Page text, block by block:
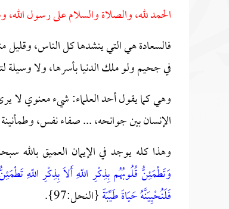
الحمد لله، والصلاة والسلام على رسول
فالسعادة هي التي ينشدها كل الناس،
في جحيم ولو ملك الدنيا بأسرها، ولا وسيلة
وهي كما يقول أحد العلماء:شيء معنوي لا
الإنسان بين جوانحه، ... صفاء نفس،
وهذا كله يوجد في الإيمان العميق بالله
وَتَطْمَئِنُّ قُلُوبُهُم بِذِكْرِ اللّهِ أَلاَ بِذِكْرِ اللّهِ
فَلَنُحْيِيَنَّهُ حَيَاةً طَيِّبَةً{النحل:97}.